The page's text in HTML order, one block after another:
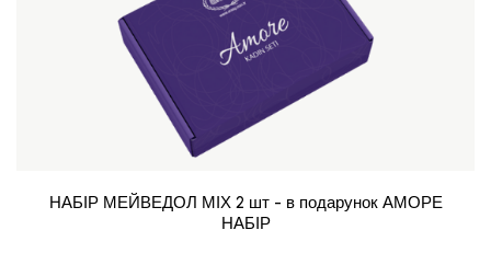
НАБІР МЕЙВЕДОЛ МІХ 2 шт - в подарунок АМОРЕ
НАБІР